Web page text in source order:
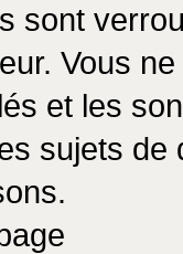
sont
Vous
et les
sujets